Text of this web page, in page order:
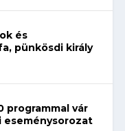
és
pünkösdi király
programmal vár
eseménysorozat